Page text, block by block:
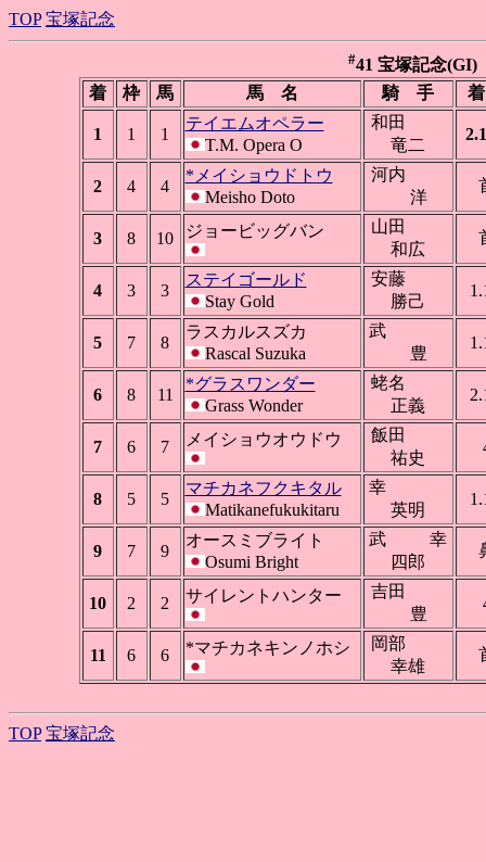
TOP 宝塚記念
#41 宝塚記念(GI)
着
枠 馬 馬 名 騎 手
1 1 1
テイエムオペラー
T.M. Opera O
和田
竜二
2 4 4
*メイショウドトウ
Meisho Doto
河内
洋
3 8 10 ジョービッグバン
山田
和広
4 3 3
ステイゴールド
Stay Gold
安藤
勝己
5 7 8
ラスカルスズカ
Rascal Suzuka
武
豊
6 8 11
*グラスワンダー
Grass Wonder
蛯名
正義
7 6 7 メイショウオウドウ
飯田
祐史
8 5 5
マチカネフクキタル
Matikanefukukitaru
幸
英明
9 7 9
オースミブライト
Osumi Bright
武 幸
四郎
10 2 2 サイレントハンター
吉田
豊
11 6 6 *マチカネキンノホシ
岡部
幸雄
TOP 宝塚記念